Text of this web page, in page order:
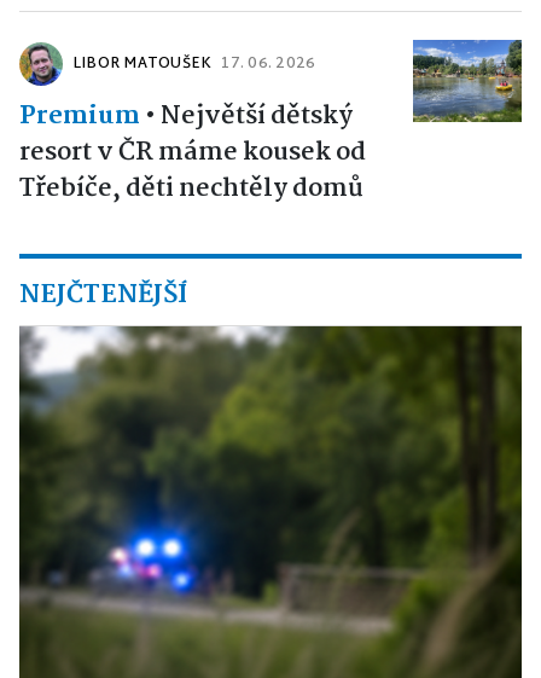
LIBOR MATOUŠEK 17. 06. 2026
Premium • Největší dětský
resort v ČR máme kousek od
Třebíče, děti nechtěly domů
NEJČTENĚJŠÍ